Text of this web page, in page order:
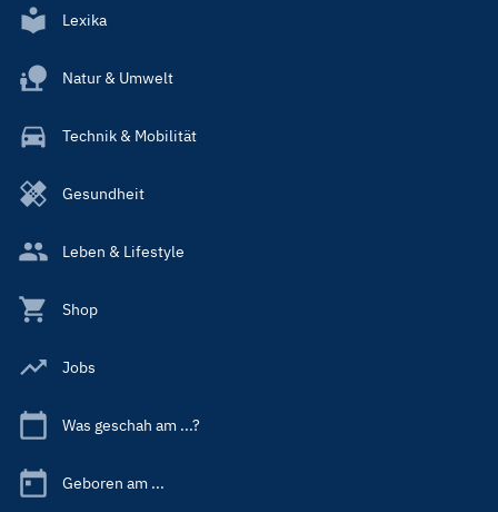
Lexika
Natur & Umwelt
Technik & Mobilität
Gesundheit
Leben & Lifestyle
Shop
Jobs
Was geschah am ...?
Geboren am ...